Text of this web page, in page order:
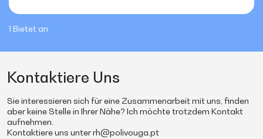
1 Bietet an
Kontaktiere Uns
Sie interessieren sich für eine Zusammenarbeit mit uns, finden
aber keine Stelle in Ihrer Nähe? Ich möchte trotzdem Kontakt
aufnehmen.
Kontaktiere uns unterrh@polivouga.pt